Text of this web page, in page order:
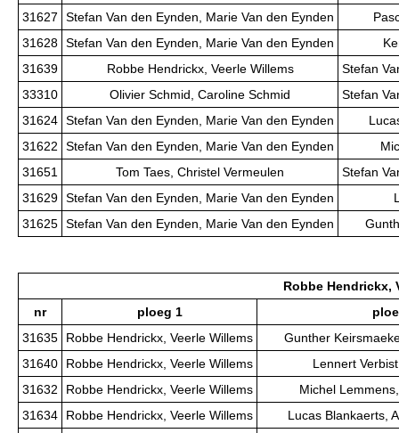
31627
Stefan Van den Eynden, Marie Van den Eynden
31628 Stefan Van den Eynden, Marie Van den Eynden
31639
Robbe Hendrickx, Veerle Willems
Stefan
33310
Olivier Schmid, Caroline Schmid
Stefan
31624 Stefan Van den Eynden, Marie Van den Eynden
31622
Stefan Van den Eynden, Marie Van den Eynden
31651
Tom Taes, Christel Vermeulen
Stefan
31629 Stefan Van den Eynden, Marie Van den Eynden
31625 Stefan Van den Eynden, Marie Van den Eynden
Robbe Hendrickx,
nr
ploeg 1
31635
Robbe Hendrickx, Veerle Willems
Gunther
31640
Robbe Hendrickx, Veerle Willems
Lennert
31632
Robbe Hendrickx, Veerle Willems
Michel
31634
Robbe Hendrickx, Veerle Willems
Lucas Blankaerts,